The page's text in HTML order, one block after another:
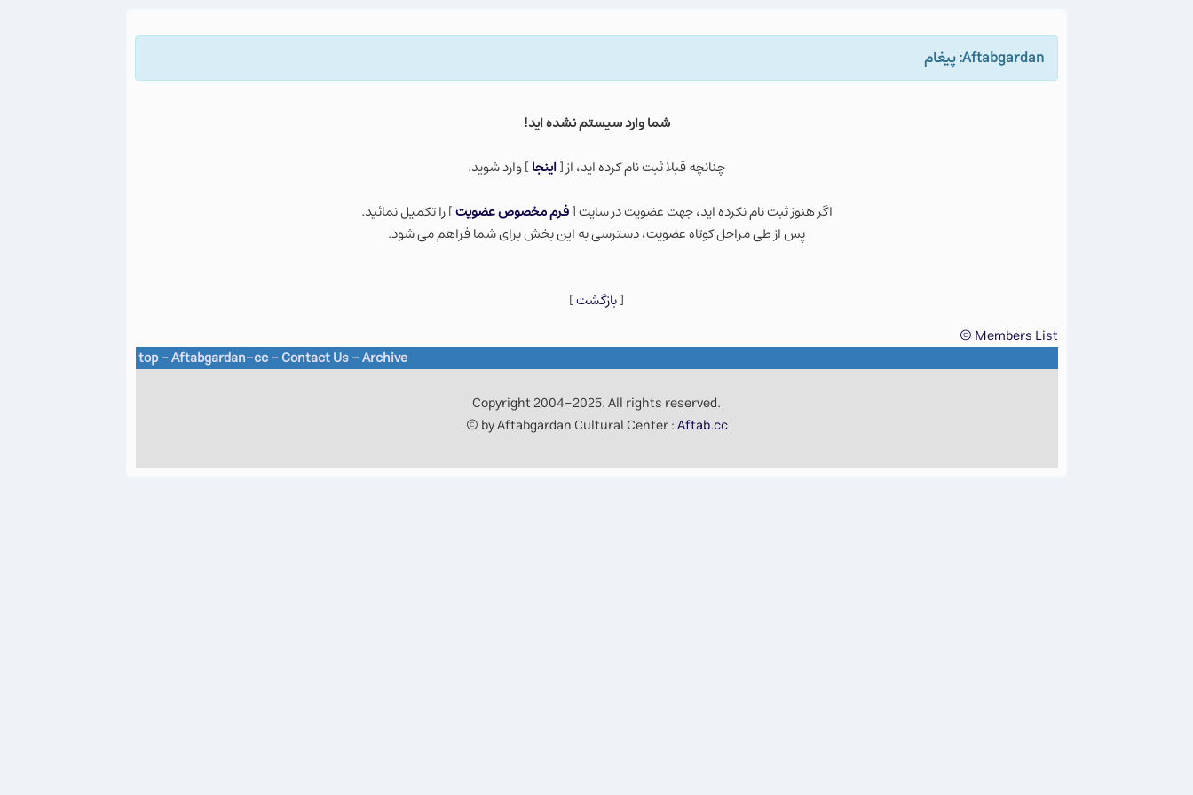
Aftabgardan: پيغام
شما وارد سيستم نشده ايد!
چنانچه قبلا ثبت نام كرده ايد، از [اينجا] وارد شويد.
اگر هنوز ثبت نام نكرده ايد، جهت عضویت در سایت [فرم مخصوص عضویت] را تکمیل نمائید.
پس از طی مراحل کوتاه عضویت، دسترسی به این بخش برای شما فراهم می شود.
[بازگشت]
Members List ©
top-Aftabgardan-cc-Contact Us -Archive
Copyright 2004-2025. All rights reserved.
© by Aftabgardan Cultural Center :Aftab.cc